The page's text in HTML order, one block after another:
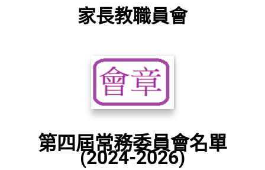
家長教職員會
第四屆常務委員會名單
(2024-2026)